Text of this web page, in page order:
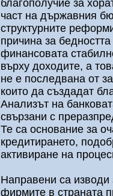
благополучие за
част на държавния
структурните
причина за
финансовата
върху доходите, а
не е последвана от
които да създадат
Анализът на
свързани с
Те са основание за
кредитирането,
активиране на
Направени са
фирмите в страната